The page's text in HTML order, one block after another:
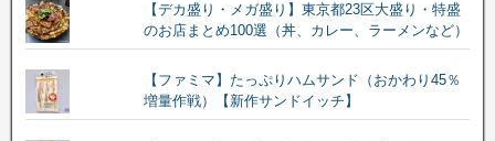
【デカ盛り・メガ盛り】東京都23区大盛り・特盛
のお店まとめ100選（丼、カレー、ラーメンなど）
【ファミマ】たっぷりハムサンド（おかわり45％
増量作戦）【新作サンドイッチ】